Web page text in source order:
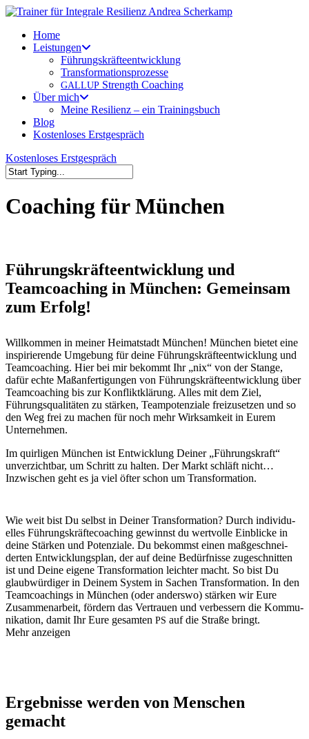
Skip
main
content
Menu
Home
Leistungen
Führungskräfteentwicklung
Transformationsprozesse
GALLUP Strength Coaching
Über mich
Meine Resilienz – ein Trainingsbuch
Blog
Kostenloses Erstgespräch
Kostenloses Erstgespräch
Search
Coaching für München
Führungskräfteentwicklung und
Teamcoaching in München: Gemeinsam
zum Erfolg!
Willkom­men in mein­er Heimat­stadt München! München bietet eine
inspiri­erende Umge­bung für deine Führungskräf­teen­twick­lung und
Team­coach­ing. Hier bei mir bekommt Ihr „nix“ von der Stange,
dafür echte Maßan­fer­ti­gun­gen von Führungskräf­teen­twick­lung über
Team­coach­ing bis zur Kon­flik­tk­lärung. Alles mit dem Ziel,
Führungsqual­itäten zu stärken, Team­poten­ziale freizuset­zen und so
den Weg frei zu machen für noch mehr Wirk­samkeit in Eurem
Unternehmen.
Im quirli­gen München ist Entwick­lung Dein­er „Führungskraft“
unverzicht­bar, um Schritt zu hal­ten. Der Markt schläft nicht…
Inzwis­chen geht es ja viel öfter schon um Transformation.
Wie weit bist Du selb­st in Dein­er Trans­for­ma­tion? Durch indi­vidu­
elles Führungskräfte­coach­ing gewinnst du wertvolle Ein­blicke in
deine Stärken und Poten­ziale. Du bekommst einen maßgeschnei­
derten Entwick­lungs­plan, der auf deine Bedürfnisse zugeschnit­ten
ist und Deine eigene Trans­for­ma­tion leichter macht. So bist Du
glaub­würdi­ger in Deinem Sys­tem in Sachen Trans­for­ma­tion. In den
Team­coach­ings in München (oder ander­swo) stärken wir Eure
Zusam­me­nar­beit, fördern das Ver­trauen und verbessern die Kom­mu­
nika­tion, damit Ihr Eure gesamten PS auf die Straße bringt.
Mehr anzeigen
Ergebnisse werden von Menschen
gemacht